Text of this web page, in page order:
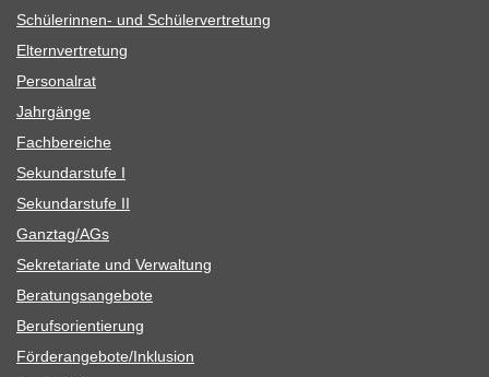
Schü­le­rin­nen- und Schülervertretung
Eltern­ver­tre­tung
Per­so­nal­rat
Jahr­gänge
Fach­be­rei­che
Sekun­dar­stufe I
Sekun­dar­stufe II
Ganztag/​​AGs
Sekre­ta­riate und Verwaltung
Bera­tungs­an­ge­bote
Berufs­ori­en­tie­rung
Förderangebote/​​Inklusion